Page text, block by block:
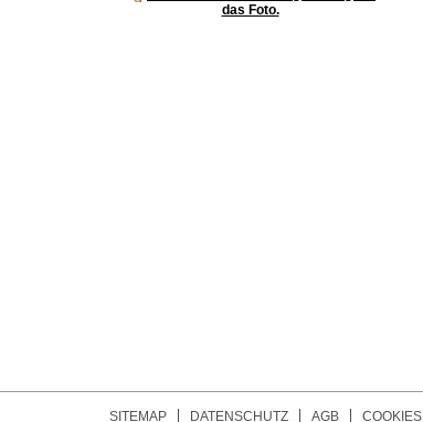
das Foto.
SITEMAP DATENSCHUTZ AGB COOKIES